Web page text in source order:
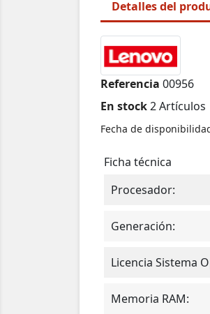
Detalles del
Referencia 00956
En stock2 Artículos
Fecha de
Ficha técnica
Procesador:
Generación:
Licencia Sistema
Memoria RAM: